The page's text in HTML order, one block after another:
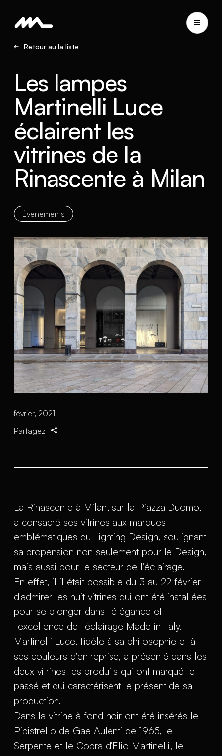
Retour au la liste
Les lampes
Martinelli Luce
éclairent les
vitrines de la
Rinascente à Milan
Événements
février, 2021
Partagez
La Rinascente à Milan, sur la Piazza Duomo,
a consacré ses vitrines aux marques
emblématiques du Lighting Design, soulignant
sa propension non seulement pour le Design,
mais aussi pour le secteur de l'éclairage.
En effet, il il était possible du 3 au 22 février
d'admirer les huit vitrines qui ont été installées
pour se plonger dans l'élégance et
l'excellence de l'éclairage Made in Italy.
Martinelli Luce, fidèle à sa philosophie et à
ses couleurs d'entreprise, a présenté dans les
deux vitrines les produits qui ont marqué le
passé et qui caractérisent le présent de sa
production.
Dans la vitrine à fond noir ont été insérés le
Pipistrello de Gae Aulenti de 1965, le
Serpente et le Cobra d'Elio Martinelli, le